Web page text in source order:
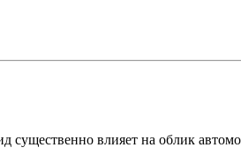
влияет на облик